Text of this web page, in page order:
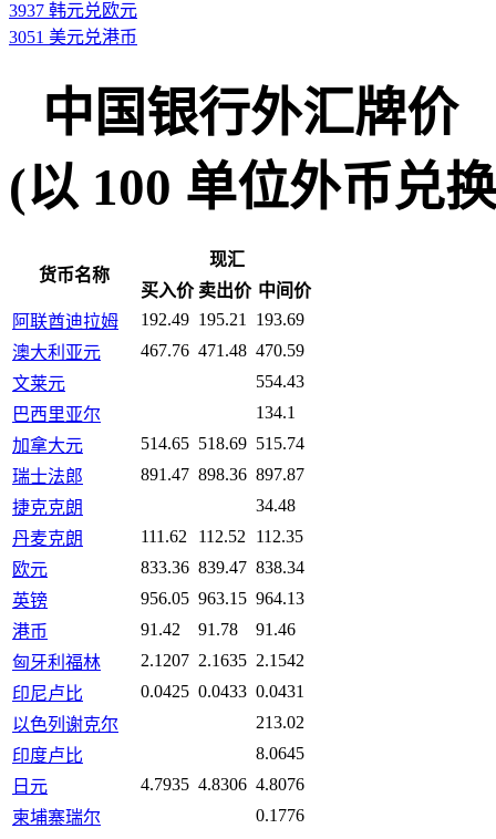
3937 韩元兑欧元
3051 美元兑港币
中国银行外汇牌价
(以 100 单位外币兑
货币名称
现汇
买入价 卖出价 中间价
阿联酋迪拉姆
192.49 195.21
193.69
澳大利亚元
467.76 471.48 470.59
文莱元
554.43
巴西里亚尔
134.1
加拿大元
514.65 518.69 515.74
瑞士法郎
891.47 898.36 897.87
捷克克朗
34.48
丹麦克朗
111.62 112.52
112.35
欧元
833.36 839.47 838.34
英镑
956.05 963.15 964.13
港币
91.42 91.78
91.46
匈牙利福林
2.1207 2.1635 2.1542
印尼卢比
0.0425 0.0433 0.0431
以色列谢克尔
213.02
印度卢比
8.0645
日元
4.7935 4.8306 4.8076
柬埔寨瑞尔
0.1776